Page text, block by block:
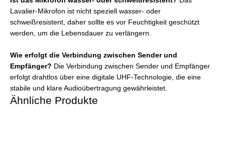
Lavalier-Mikrofon ist nicht speziell wasser- oder
schweißresistent, daher sollte es vor Feuchtigkeit geschützt
werden, um die Lebensdauer zu verlängern.
Wie erfolgt die Verbindung zwischen Sender und
Empfänger? Die Verbindung zwischen Sender und Empfänger
erfolgt drahtlos über eine digitale UHF-Technologie, die eine
stabile und klare Audioübertragung gewährleistet.
Ähnliche Produkte